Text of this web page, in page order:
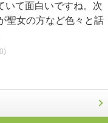
いて面白いですね。次
聖女の方など色々と話
0)